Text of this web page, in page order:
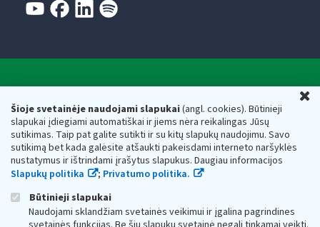
Šioje svetainėje naudojami slapukai(angl. cookies). Būtinieji
slapukai įdiegiami automatiškai ir jiems nėra reikalingas Jūsų
sutikimas. Taip pat galite sutikti ir su kitų slapukų naudojimu. Savo
sutikimą bet kada galėsite atšaukti pakeisdami interneto naršyklės
nustatymus ir ištrindami įrašytus slapukus. Daugiau informacijos
Slapukų politika
; Privatumo politika.
Būtinieji slapukai
Naudojami sklandžiam svetainės veikimui ir įgalina pagrindines
Respublikos finansų ministerijos
Biudžetinė įstaiga. Juridinio asmens kodas — 188659752,
adresas: Vasario 16-osios g. 14, 01107 Vilnius, Lietuva, el.paštas:
vmi@vmi.lt, E. pristatymo dėžutės adresas 188659752
Duomenys apie Valstybinę mokesčių inspekciją prie Lietuvos
Respublikos finansų ministerijos kaupiami ir saugomi Juridinių